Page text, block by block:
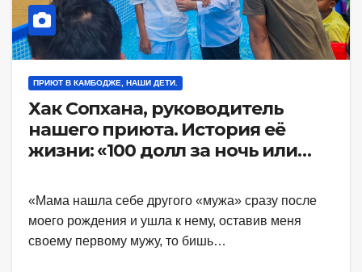
ПРИЮТ В КАМБОДЖЕ, НАШИ ДЕТИ.
Хак Сопхана, руководитель
нашего приюта. История её
жизни: «100 долл за ночь или
«Мама нашла себе другого «мужа» сразу после
моего рождения и ушла к нему, оставив меня
своему первому мужу, то бишь…